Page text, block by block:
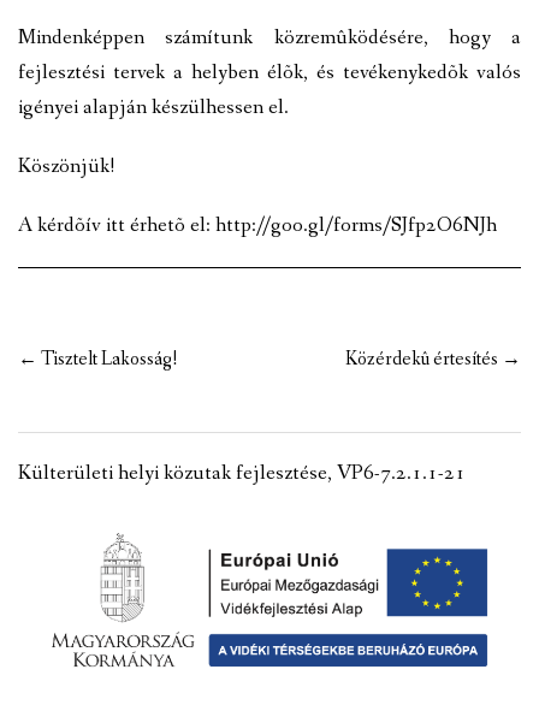
Mindenképpen számítunk közremûködésére, hogy a
fejlesztési tervek a helyben élõk, és tevékenykedõk valós
igényei alapján készülhessen el.
Köszönjük!
A kérdõív itt érhetõ el: http://goo.gl/forms/SJfp2O6NJh
Post
← Tisztelt Lakosság! Közérdekû értesítés →
Külterületi helyi közutak fejlesztése, VP6-7.2.1.1-21